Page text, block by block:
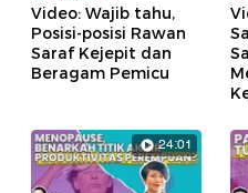
Video: Wajib tahu,
Posisi-posisi Rawan
Saraf Kejepit dan
Beragam Pemicu
24:01